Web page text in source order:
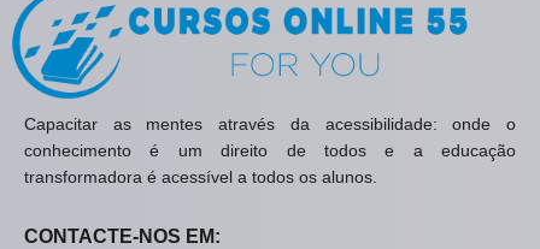
Capacitar as mentes através da acessibilidade: onde o
conhecimento é um direito de todos e a educação
transformadora é acessível a todos os alunos.
CONTACTE-NOS EM: